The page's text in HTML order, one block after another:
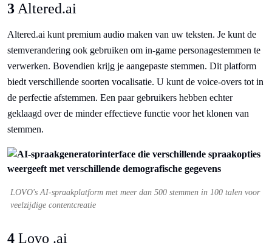
3 Altered.ai
Altered.ai kunt premium audio maken van uw teksten. Je kunt de
stemverandering ook gebruiken om in-game personagestemmen te
verwerken. Bovendien krijg je aangepaste stemmen. Dit platform
biedt verschillende soorten vocalisatie. U kunt de voice-overs tot in
de perfectie afstemmen. Een paar gebruikers hebben echter
geklaagd over de minder effectieve functie voor het klonen van
stemmen.
LOVO's AI-spraakplatform met meer dan 500 stemmen in 100 talen voor
veelzijdige contentcreatie
4 Lovo .ai